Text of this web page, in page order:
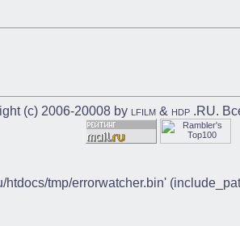
(c) 2006-20008 by LFILM& HDP.RU.
tmp/errorwatcher.bin'